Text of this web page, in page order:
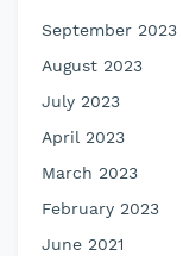
September 2023
August 2023
July 2023
April 2023
March 2023
February 2023
June 2021